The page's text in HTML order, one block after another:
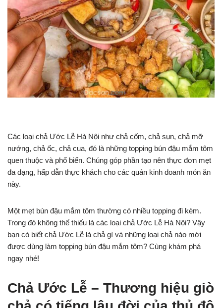
Các loại chả Ước Lễ Hà Nội như chả cốm, chả sụn, chả mỡ
nướng, chả ốc, chả cua, đó là những topping bún đậu mắm tôm
quen thuộc và phổ biến. Chúng góp phần tạo nên thực đơn mẹt
đa dạng, hấp dẫn thực khách cho các quán kinh doanh món ăn
này.
Một mẹt bún đậu mắm tôm thường có nhiều topping đi kèm.
Trong đó không thế thiếu là các loại chả Ước Lễ Hà Nội? Vậy
bạn có biết chả Ước Lễ là chả gì và những loại chả nào mới
được dùng làm topping bún đậu mắm tôm? Cùng khám phá
ngay nhé!
Chả Ước Lễ – Thương hiệu giò